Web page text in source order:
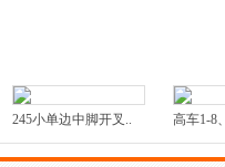
245小单边中脚开叉.. 高车1-8